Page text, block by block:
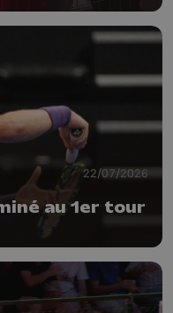
22/07/2026
au 1er tour